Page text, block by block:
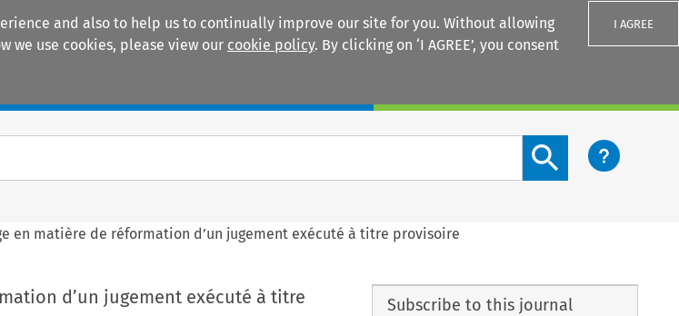
and also to help us to continually improve our site for you. Without allowing
we use cookies, please view our cookie policy. By clicking on ‘I AGREE’, you consent
I AGREE
Search content button
en matière de réformation d’un jugement exécuté à titre provisoire
d’un jugement exécuté à titre
Subscribe to this journal